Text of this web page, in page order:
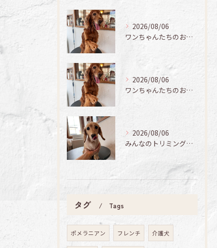
2026/08/06
ワンちゃんたちのお手入れ日記🐶✨
2026/08/06
ワンちゃんたちのお手入れ日記🐶✨
2026/08/06
みんなのトリミング日記🌟
タグ Tags
ポメラニアン フレンチ 介護犬